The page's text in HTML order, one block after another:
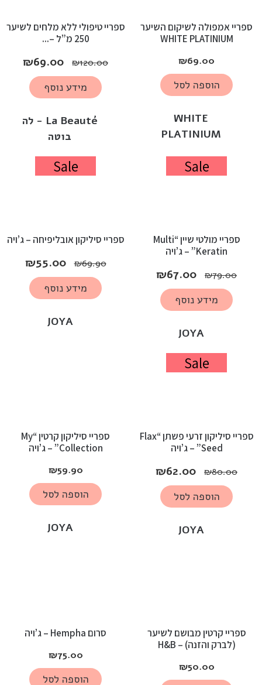
WHITE
PLATINIUM
ספריי אמפולה לשיקום השיער
WHITE PLATINIUM
₪69.00
הוספה לסל
La Beauté - לה
בוטה
ספריי טיפולי ללא מלחים לשיער
250 מ”ל –...
₪120.00
₪69.00
מידע נוסף
Sale
JOYA
ספריי מולטי שיין “Multi
Keratin” – ג’ויה
₪79.00
₪67.00
מידע נוסף
Sale
JOYA
ספריי סיליקון אובליפיחה – ג’ויה
₪69.90
₪55.00
מידע נוסף
Sale
JOYA
ספריי סיליקון זרעי פשתן “Flax
Seed” – ג’ויה
₪80.00
₪62.00
הוספה לסל
JOYA
ספריי סיליקון קרטין “My
Collection” – ג’ויה
₪59.90
הוספה לסל
ספריי קרטין מבושם לשיער
(לברק והזנה) – H&B
₪50.00
סרום Hempha – ג’ויה
₪75.00
הוספה לסל